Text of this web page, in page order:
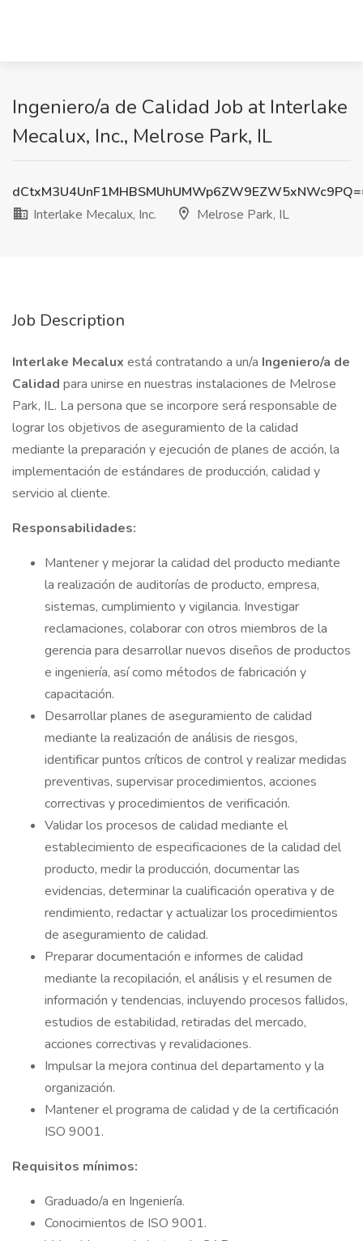
Ingeniero/a de Calidad Job at Interlake
Mecalux, Inc., Melrose Park, IL
Interlake Mecalux, Inc.
Melrose Park, IL
Job Description
Interlake Mecalux está contratando a un/a Ingeniero/a de
Calidad para unirse en nuestras instalaciones de Melrose
Park, IL. La persona que se incorpore será responsable de
lograr los objetivos de aseguramiento de la calidad
mediante la preparación y ejecución de planes de acción, la
implementación de estándares de producción, calidad y
servicio al cliente.
Responsabilidades:
Mantener y mejorar la calidad del producto mediante
la realización de auditorías de producto, empresa,
sistemas, cumplimiento y vigilancia. Investigar
reclamaciones, colaborar con otros miembros de la
gerencia para desarrollar nuevos diseños de productos
e ingeniería, así como métodos de fabricación y
capacitación.
Desarrollar planes de aseguramiento de calidad
mediante la realización de análisis de riesgos,
identificar puntos críticos de control y realizar medidas
preventivas, supervisar procedimientos, acciones
correctivas y procedimientos de verificación.
Validar los procesos de calidad mediante el
establecimiento de especificaciones de la calidad del
producto, medir la producción, documentar las
evidencias, determinar la cualificación operativa y de
rendimiento, redactar y actualizar los procedimientos
de aseguramiento de calidad.
Preparar documentación e informes de calidad
mediante la recopilación, el análisis y el resumen de
información y tendencias, incluyendo procesos fallidos,
estudios de estabilidad, retiradas del mercado,
acciones correctivas y revalidaciones.
Impulsar la mejora continua del departamento y la
organización.
Mantener el programa de calidad y de la certificación
ISO 9001.
Requisitos mínimos:
Graduado/a en Ingeniería.
Conocimientos de ISO 9001.